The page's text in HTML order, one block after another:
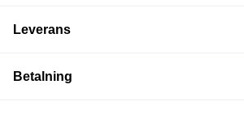
Leverans
Betalning